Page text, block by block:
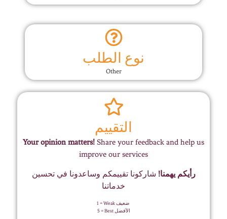
نوع الطلب
Other
التقييم
Your opinion matters! Share your feedback and help us
improve our services
رأيكم يهمنا! شاركونا تقييمكم وساعدونا في تحسين
خدماتنا
5 = Best الأفضل